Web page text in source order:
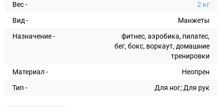
Вес -
2 кг
Вид -
Манжеты
Назначение -
фитнес, аэробика, пилатес,
бег, бокс, воркаут, домашние
тренировки
Материал -
Неопрен
Тип -
Для ног; Для рук